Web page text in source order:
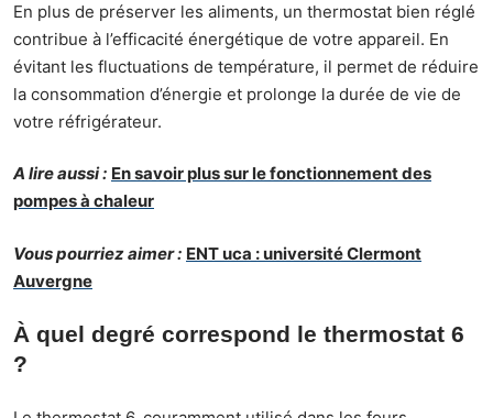
En plus de préserver les aliments, un thermostat bien réglé
contribue à l’efficacité énergétique de votre appareil. En
évitant les fluctuations de température, il permet de réduire
la consommation d’énergie et prolonge la durée de vie de
votre réfrigérateur.
A lire aussi : En savoir plus sur le fonctionnement des
pompes à chaleur
Vous pourriez aimer : ENT uca : université Clermont
Auvergne
À quel degré correspond le thermostat 6
?